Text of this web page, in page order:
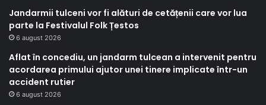
Jandarmii tulceni vor fi alături de cetățenii care vor lua
parte la Festivalul Folk Țestos
6 august 2026
Aflat în concediu, un jandarm tulcean a intervenit pentru
acordarea primului ajutor unei tinere implicate într-un
accident rutier
6 august 2026